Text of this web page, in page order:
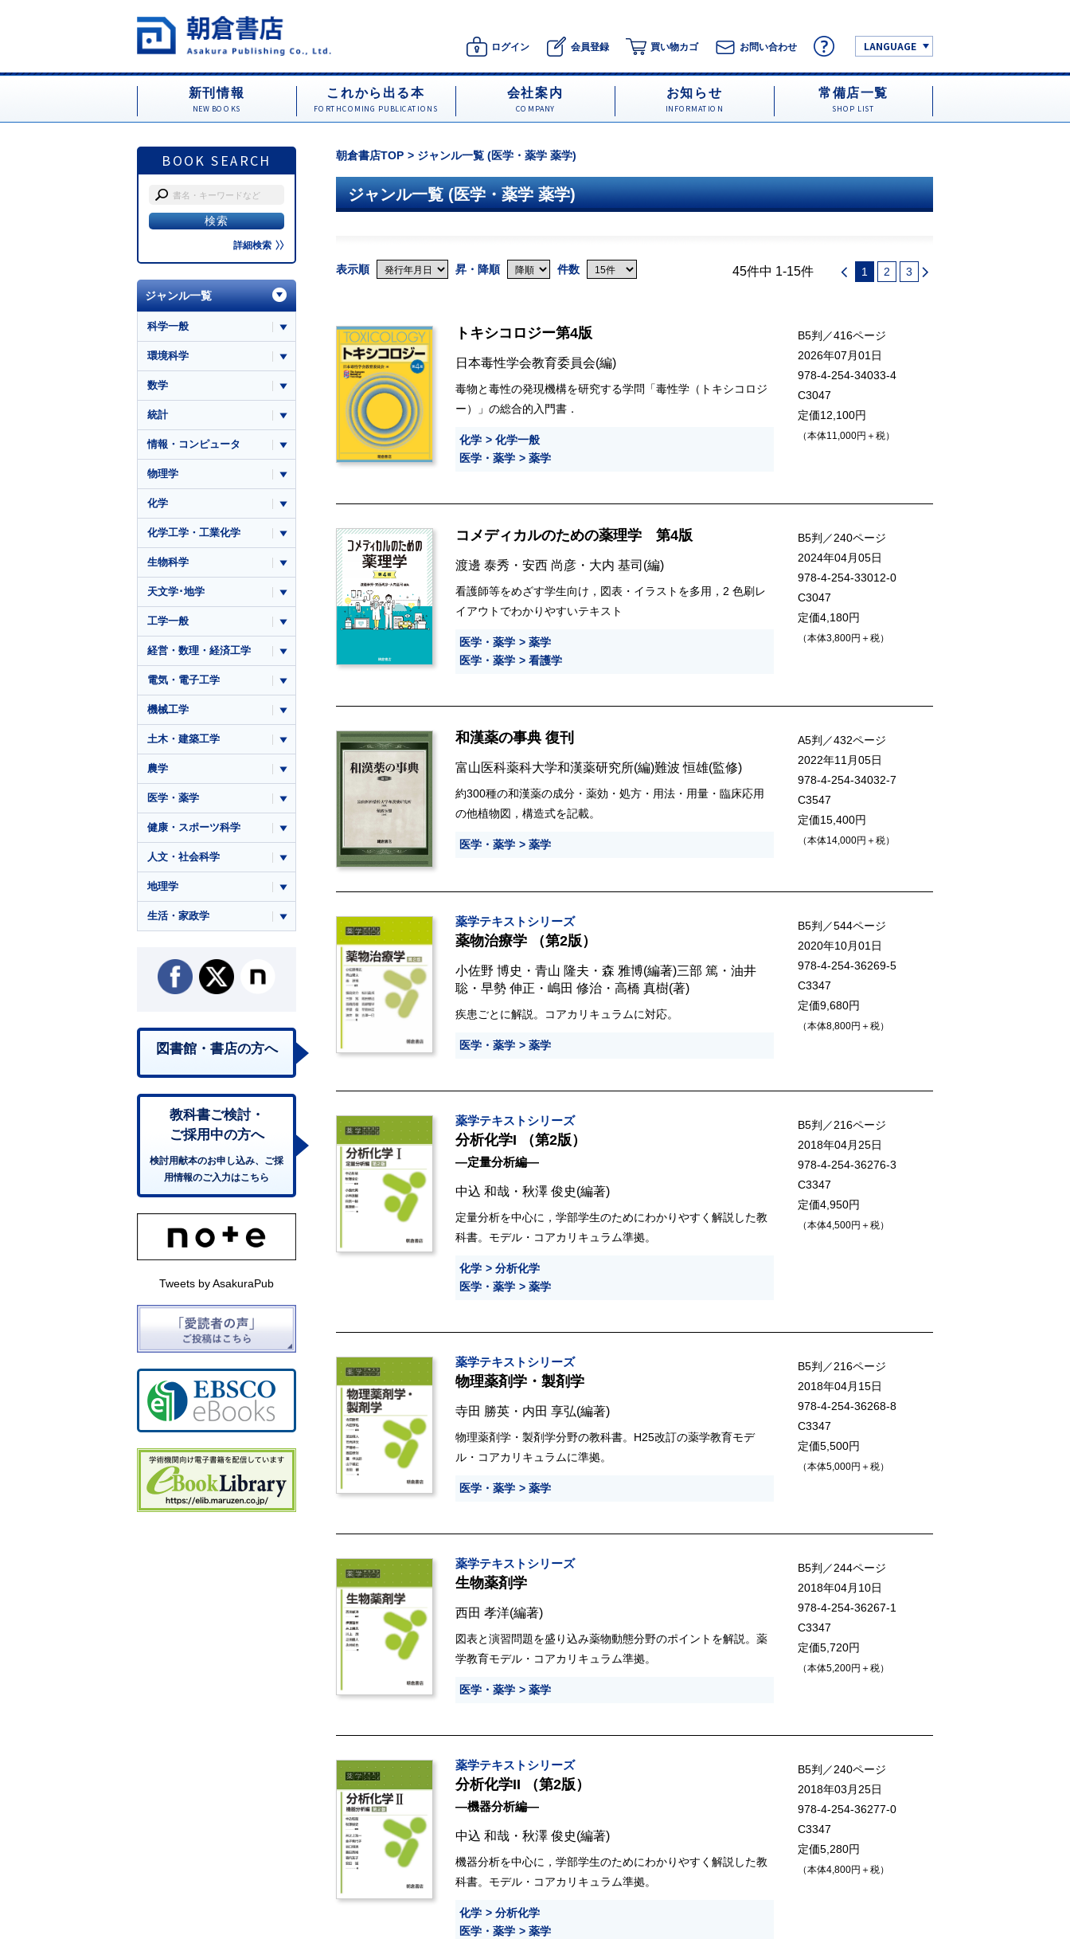
ログイン 会員登録 買い物カゴ お問い合わせ LANGUAGE
新刊情報
NEW BOOKS
これから出る本
FORTHCOMING PUBLICATIONS
会社案内
COMPANY
お知らせ
INFORMATION
常備店一覧
SHOP LIST
BOOK SEARCH
詳細検索
朝倉書店TOP ジャンル一覧 (医学・薬学 薬学)
ジャンル一覧 (医学・薬学 薬学)
表示順 昇・降順 件数 45件中 1-15件 1 2 3
トキシコロジー第4版
日本毒性学会教育委員会(編)
毒物と毒性の発現機構を研究する学問「毒性学（トキシコロジ
ー）」の総合的入門書．
化学
化学一般
医学・薬学
薬学
B5判／416ページ
2026年07月01日
978-4-254-34033-4
C3047
定価12,100円
（本体11,000円＋税）
コメディカルのための薬理学 第4版
渡邊 泰秀 ・ 安西 尚彦 ・ 大内 基司(編)
看護師等をめざす学生向け，図表・イラストを多用，2 色刷レ
イアウトでわかりやすいテキスト
医学・薬学
薬学
医学・薬学
看護学
B5判／240ページ
2024年04月05日
978-4-254-33012-0
C3047
定価4,180円
（本体3,800円＋税）
和漢薬の事典 復刊
富山医科薬科大学和漢薬研究所(編)難波 恒雄(監修)
約300種の和漢薬の成分・薬効・処方・用法・用量・臨床応用
の他植物図，構造式を記載。
医学・薬学 薬学
A5判／432ページ
2022年11月05日
978-4-254-34032-7
C3547
定価15,400円
（本体14,000円＋税）
薬学テキストシリーズ
薬物治療学 （第2版）
小佐野 博史 ・ 青山 隆夫 ・ 森 雅博(編著)三部 篤 ・ 油井
聡 ・ 早勢 伸正 ・ 嶋田 修治 ・ 高橋 真樹(著)
疾患ごとに解説。コアカリキュラムに対応。
医学・薬学 薬学
B5判／544ページ
2020年10月01日
978-4-254-36269-5
C3347
定価9,680円
（本体8,800円＋税）
薬学テキストシリーズ
分析化学I （第2版）
―定量分析編―
中込 和哉 ・ 秋澤 俊史(編著)
定量分析を中心に，学部学生のためにわかりやすく解説した教
科書。モデル・コアカリキュラム準拠。
化学
分析化学
医学・薬学
薬学
B5判／216ページ
2018年04月25日
978-4-254-36276-3
C3347
定価4,950円
（本体4,500円＋税）
薬学テキストシリーズ
物理薬剤学・製剤学
寺田 勝英 ・ 内田 享弘(編著)
物理薬剤学・製剤学分野の教科書。H25改訂の薬学教育モデ
ル・コアカリキュラムに準拠。
医学・薬学 薬学
B5判／216ページ
2018年04月15日
978-4-254-36268-8
C3347
定価5,500円
（本体5,000円＋税）
薬学テキストシリーズ
生物薬剤学
西田 孝洋(編著)
図表と演習問題を盛り込み薬物動態分野のポイントを解説。薬
学教育モデル・コアカリキュラム準拠。
医学・薬学 薬学
B5判／244ページ
2018年04月10日
978-4-254-36267-1
C3347
定価5,720円
（本体5,200円＋税）
薬学テキストシリーズ
分析化学II （第2版）
―機器分析編―
中込 和哉 ・ 秋澤 俊史(編著)
機器分析を中心に，学部学生のためにわかりやすく解説した教
科書。モデル・コアカリキュラム準拠。
化学
分析化学
医学・薬学
薬学
B5判／240ページ
2018年03月25日
978-4-254-36277-0
C3347
定価5,280円
（本体4,800円＋税）
ジャンル一覧
科学一般
環境科学
数学
統計
情報・コンピュータ
物理学
化学
化学工学・工業化学
生物科学
天文学･地学
工学一般
経営・数理・経済工学
電気・電子工学
機械工学
土木・建築工学
農学
医学・薬学
健康・スポーツ科学
人文・社会科学
地理学
生活・家政学
図書館・書店の方へ
教科書ご検討・
ご採用中の方へ
検討用献本のお申し込み、ご採
用情報のご入力はこちら
Tweets by AsakuraPub